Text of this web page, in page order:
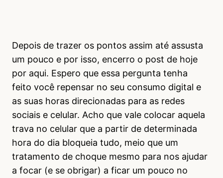
Depois de trazer os pontos assim até assusta
um pouco e por isso, encerro o post de hoje
por aqui. Espero que essa pergunta tenha
feito você repensar no seu consumo digital e
as suas horas direcionadas para as redes
sociais e celular. Acho que vale colocar aquela
trava no celular que a partir de determinada
hora do dia bloqueia tudo, meio que um
tratamento de choque mesmo para nos ajudar
a focar (e se obrigar) a ficar um pouco no